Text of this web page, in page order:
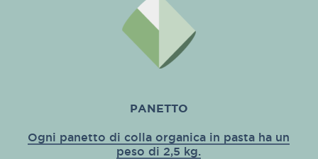
PANETTO
Ogni panetto di colla organica in pasta ha un
peso di 2,5 kg.